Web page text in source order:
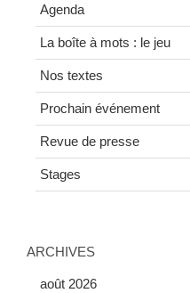
Agenda
La boîte à mots : le jeu
Nos textes
Prochain événement
Revue de presse
Stages
ARCHIVES
août 2026